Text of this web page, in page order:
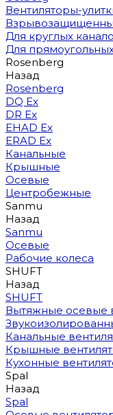
Вентиляторы-
Для круглых
Для
Rosenberg
Назад
Rosenberg
DQ Ex
DR Ex
EHAD Ex
ERAD Ex
Канальные
Крышные
Осевые
Центробежные
Sanmu
Назад
Sanmu
Осевые
Рабочие колеса
SHUFT
Назад
SHUFT
Вытяжные осевые
Канальные
Крышные
Кухонные
Spal
Назад
Spal